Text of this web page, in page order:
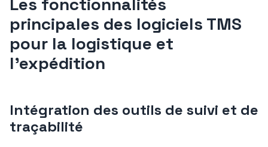
Les fonctionnalités
principales des logiciels TMS
pour la logistique et
l’expédition
Intégration des outils de suivi et de
traçabilité